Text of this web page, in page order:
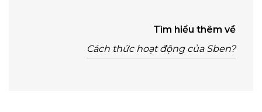
Tìm hiểu thêm về
Cách thức hoạt động của Sben?